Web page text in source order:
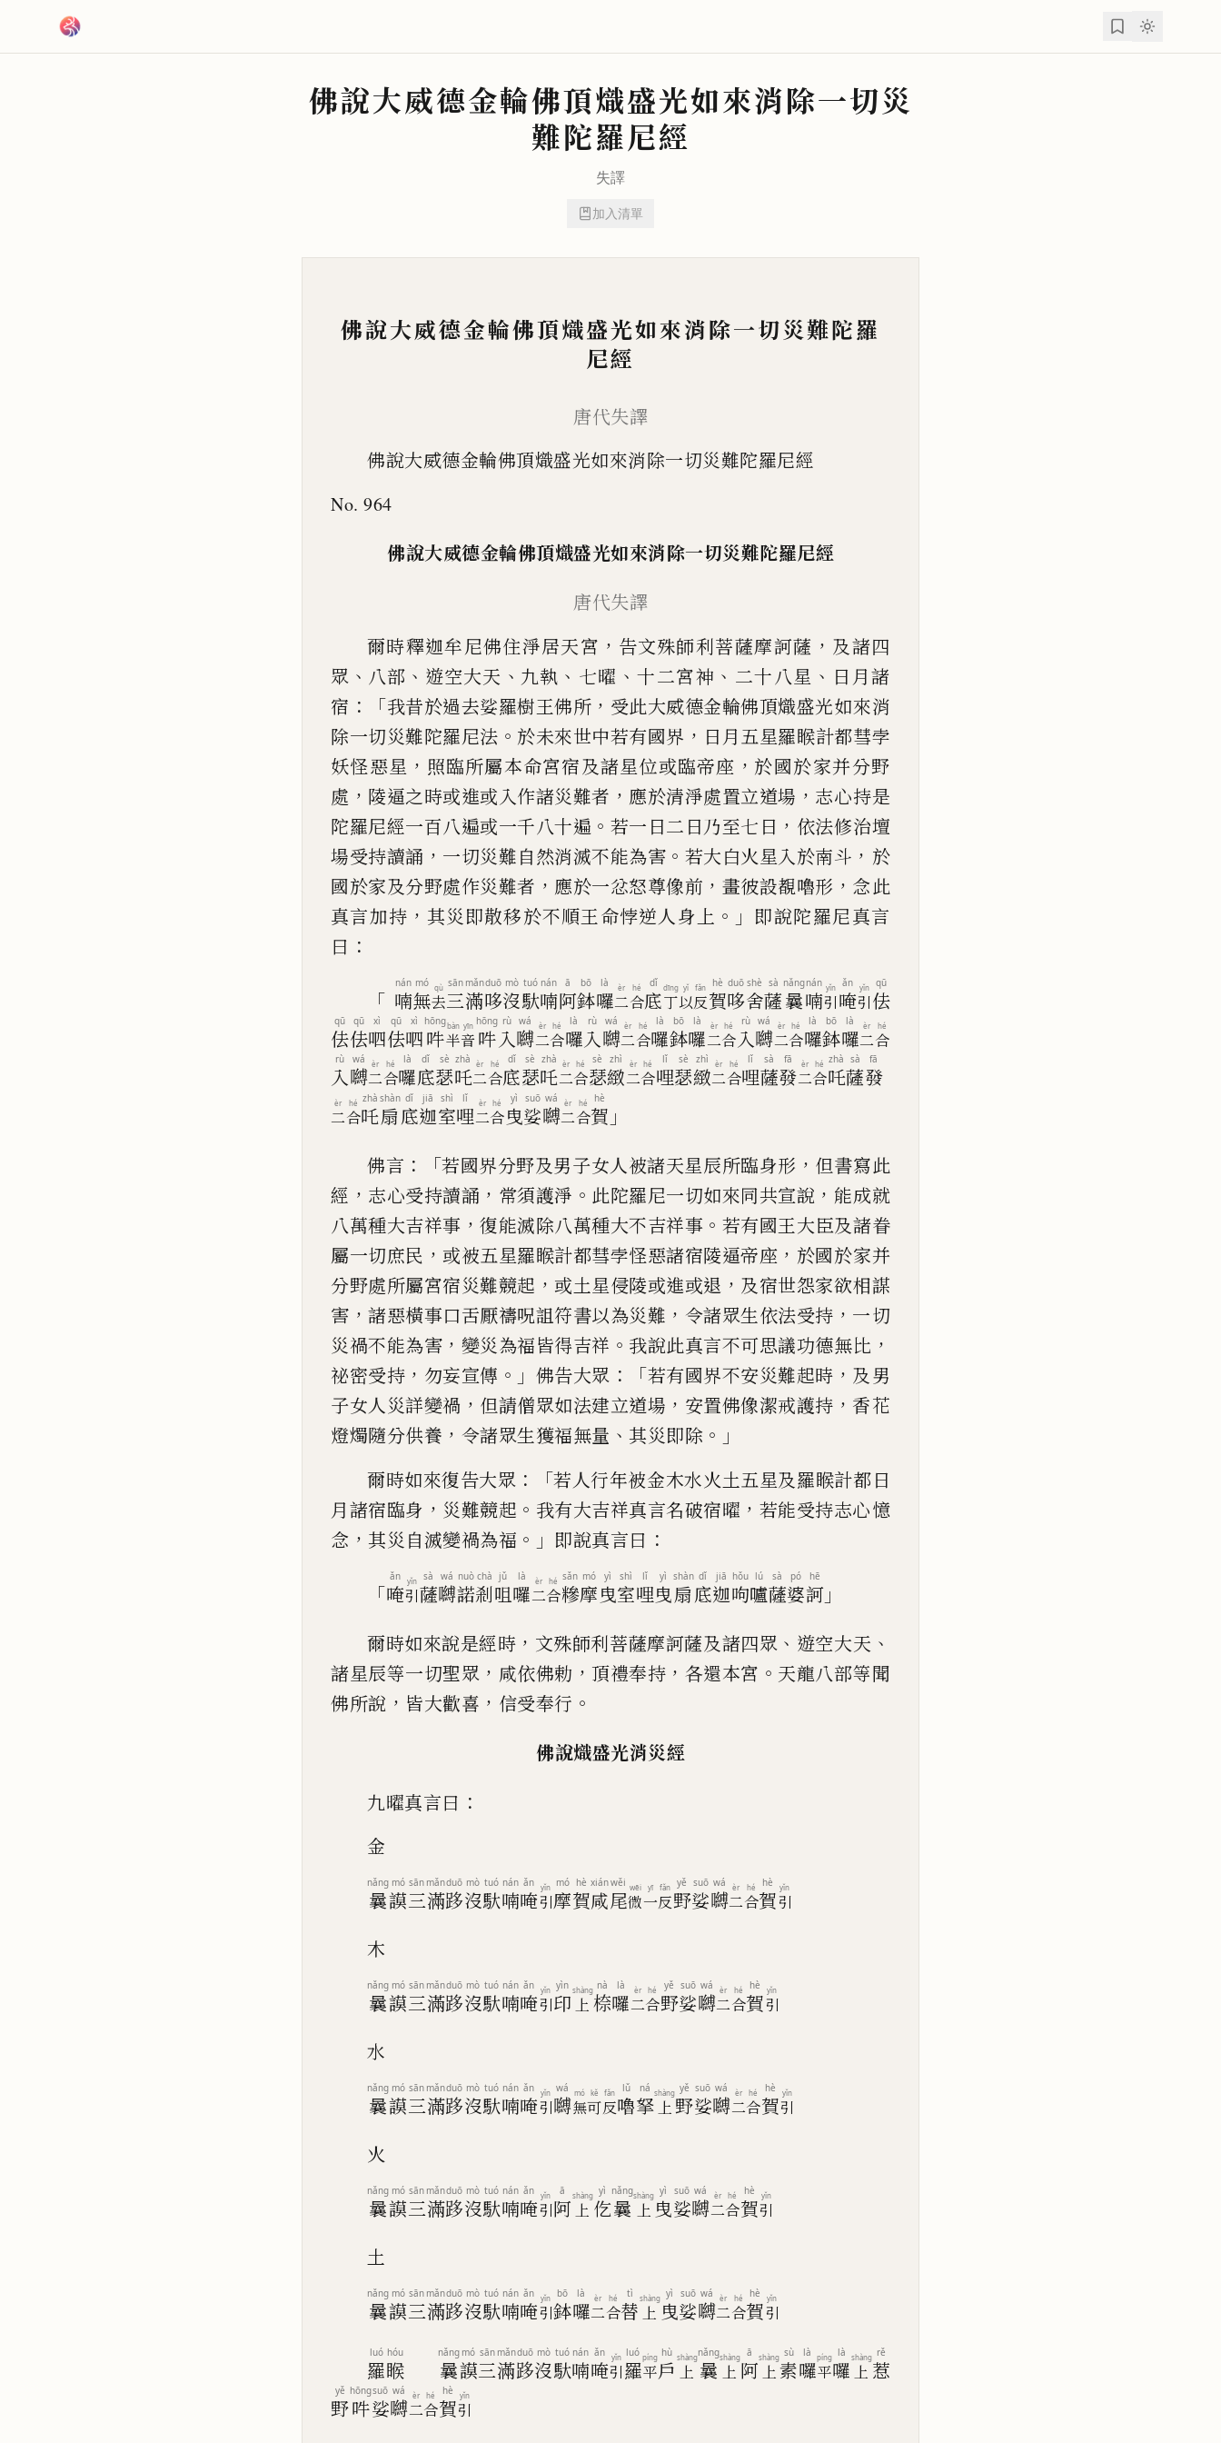
佛說大威德金輪佛頂熾盛光如來消除一切災
難陀羅尼經
失譯
加入清單
佛說大威德金輪佛頂熾盛光如來消除一切災難陀羅
尼經
唐代失譯
佛說大威德金輪佛頂熾盛光如來消除一切災難陀羅尼經
No. 964
佛說大威德金輪佛頂熾盛光如來消除一切災難陀羅尼經
唐代失譯
爾時釋迦牟尼佛住淨居天宮 ， 告文殊師利菩薩摩訶薩 ， 及諸四
眾 、 八部 、 遊空大天 、 九執 、 七曜 、 十二宮神 、 二十八星 、 日月諸
宿 ：「我昔於過去娑羅樹王佛所 ， 受此大威德金輪佛頂熾盛光如來消
除一切災難陀羅尼法 。 於未來世中若有國界 ， 日月五星羅睺計都彗孛
妖怪惡星 ， 照臨所屬本命宮宿及諸星位或臨帝座 ， 於國於家并分野
處 ， 陵逼之時或進或入作諸災難者 ， 應於清淨處置立道場 ， 志心持是
陀羅尼經一百八遍或一千八十遍 。 若一日二日乃至七日 ， 依法修治壇
場受持讀誦 ， 一切災難自然消滅不能為害 。 若大白火星入於南斗 ， 於
國於家及分野處作災難者 ， 應於一忿怒尊像前 ， 畫彼設覩嚕形 ， 念此
真言加持 ， 其災即散移於不順王命悖逆人身上 。」 即說陀羅尼真言
曰 ：
「 喃
nán
無
mó
去
qù
三
sān
滿
mǎn
哆
duō
沒
mò
馱
tuó
喃
nán
阿
ā
鉢
bō
囉
là
二
èr
合
hé
底
dǐ
丁
dīng
以
yǐ
反
fǎn
賀
hè
哆
duō
舍
shè
薩
sà
曩
nǎng
喃
nán
引
yǐn
唵
ǎn
引
yǐn
佉
qū
佉
qū
佉
qū
呬
xì
佉
qū
呬
xì
吽
hōng
半
bàn
音
yīn
吽
hōng
入
rù
嚩
wá
二
èr
合
hé
囉
là
入
rù
嚩
wá
二
èr
合
hé
囉
là
鉢
bō
囉
là
二
èr
合
hé
入
rù
嚩
wá
二
èr
合
hé
囉
là
鉢
bō
囉
là
二
èr
合
hé
入
rù
嚩
wá
二
èr
合
hé
囉
là
底
dǐ
瑟
sè
吒
zhà
二
èr
合
hé
底
dǐ
瑟
sè
吒
zhà
二
èr
合
hé
瑟
sè
緻
zhì
二
èr
合
hé
哩
lǐ
瑟
sè
緻
zhì
二
èr
合
hé
哩
lǐ
薩
sà
發
fā
二
èr
合
hé
吒
zhà
薩
sà
發
fā
二
èr
合
hé
吒
zhà
扇
shàn
底
dǐ
迦
jiā
室
shì
哩
lǐ
二
èr
合
hé
曳
yì
娑
suō
嚩
wá
二
èr
合
hé
賀
hè
」
佛言 ：「若國界分野及男子女人被諸天星辰所臨身形 ， 但書寫此
經 ， 志心受持讀誦 ， 常須護淨 。 此陀羅尼一切如來同共宣說 ， 能成就
八萬種大吉祥事 ， 復能滅除八萬種大不吉祥事 。 若有國王大臣及諸眷
屬一切庶民 ， 或被五星羅睺計都彗孛怪惡諸宿陵逼帝座 ， 於國於家并
分野處所屬宮宿災難競起 ， 或土星侵陵或進或退 ， 及宿世怨家欲相謀
害 ， 諸惡橫事口舌厭禱呪詛符書以為災難 ， 令諸眾生依法受持 ， 一切
災禍不能為害 ， 變災為福皆得吉祥 。 我說此真言不可思議功德無比 ，
祕密受持 ， 勿妄宣傳 。」 佛告大眾 ：「若有國界不安災難起時 ， 及男
子女人災詳變禍 ， 但請僧眾如法建立道場 ， 安置佛像潔戒護持 ， 香花
燈燭隨分供養 ， 令諸眾生獲福無量 、 其災即除 。」
爾時如來復告大眾 ：「若人行年被金木水火土五星及羅睺計都日
月諸宿臨身 ， 災難競起 。 我有大吉祥真言名破宿曜 ， 若能受持志心憶
念 ， 其災自滅變禍為福 。」 即說真言曰 ：
「唵
ǎn
引
yǐn
薩
sà
嚩
wá
諾
nuò
剎
chà
咀
jǔ
囉
là
二
èr
合
hé
糝
sǎn
摩
mó
曳
yì
室
shì
哩
lǐ
曳
yì
扇
shàn
底
dǐ
迦
jiā
呴
hǒu
嚧
lú
薩
sà
婆
pó
訶
hē
」
爾時如來說是經時 ， 文殊師利菩薩摩訶薩及諸四眾 、 遊空大天 、
諸星辰等一切聖眾 ， 咸依佛勅 ， 頂禮奉持 ， 各還本宮 。 天龍八部等聞
佛所說 ， 皆大歡喜 ， 信受奉行 。
佛說熾盛光消災經
九曜真言曰 ：
金
曩
nǎng
謨
mó
三
sān
滿
mǎn
跢
duō
沒
mò
馱
tuó
喃
nán
唵
ǎn
引
yǐn
摩
mó
賀
hè
咸
xián
尾
wěi
微
wēi
一
yī
反
fǎn
野
yě
娑
suō
嚩
wá
二
èr
合
hé
賀
hè
引
yǐn
木
曩
nǎng
謨
mó
三
sān
滿
mǎn
跢
duō
沒
mò
馱
tuó
喃
nán
唵
ǎn
引
yǐn
印
yìn
上
shàng
㮈
nà
囉
là
二
èr
合
hé
野
yě
娑
suō
嚩
wá
二
èr
合
hé
賀
hè
引
yǐn
水
曩
nǎng
謨
mó
三
sān
滿
mǎn
跢
duō
沒
mò
馱
tuó
喃
nán
唵
ǎn
引
yǐn
嚩
wá
無
mó
可
kě
反
fǎn
嚕
lǔ
拏
ná
上
shàng
野
yě
娑
suō
嚩
wá
二
èr
合
hé
賀
hè
引
yǐn
火
曩
nǎng
謨
mó
三
sān
滿
mǎn
跢
duō
沒
mò
馱
tuó
喃
nán
唵
ǎn
引
yǐn
阿
ā
上
shàng
仡
yì
曩
nǎng
上
shàng
曳
yì
娑
suō
嚩
wá
二
èr
合
hé
賀
hè
引
yǐn
土
曩
nǎng
謨
mó
三
sān
滿
mǎn
跢
duō
沒
mò
馱
tuó
喃
nán
唵
ǎn
引
yǐn
鉢
bō
囉
là
二
èr
合
hé
替
tì
上
shàng
曳
yì
娑
suō
嚩
wá
二
èr
合
hé
賀
hè
引
yǐn
羅
luó
睺
hóu
曩
nǎng
謨
mó
三
sān
滿
mǎn
跢
duō
沒
mò
馱
tuó
喃
nán
唵
ǎn
引
yǐn
羅
luó
平
píng
戶
hù
上
shàng
曩
nǎng
上
shàng
阿
ā
上
shàng
素
sù
囉
là
平
píng
囉
là
上
shàng
惹
rě
野
yě
吽
hōng
娑
suō
嚩
wá
二
èr
合
hé
賀
hè
引
yǐn